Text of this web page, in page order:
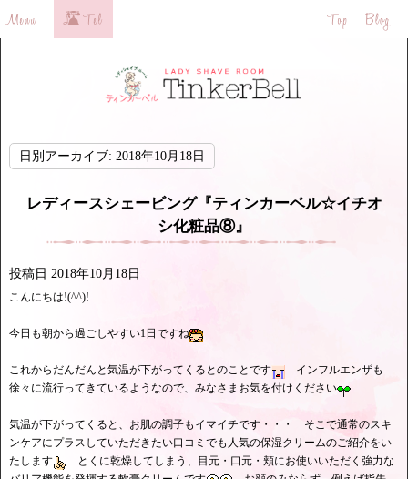
日別アーカイブ: 2018年10月18日
レディースシェービング『ティンカーベル☆イチオ
シ化粧品⑧』
投稿日 2018年10月18日
こんにちは!(^^)!
今日も朝から過ごしやすい1日ですね
これからだんだんと気温が下がってくるとのことです
インフルエンザも
徐々に流行ってきているようなので、みなさまお気を付けください
気温が下がってくると、お肌の調子もイマイチです・・・ そこで通常のスキ
ンケアにプラスしていただきたい口コミでも人気の保湿クリームのご紹介をい
たします
とくに乾燥してしまう、目元・口元・頬にお使いいただく強力な